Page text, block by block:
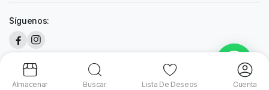
Síguenos:
Copyright 2024 © NGS DIseño by 216 Graphic Studio
Almacenar Buscar Lista De Deseos Cuenta